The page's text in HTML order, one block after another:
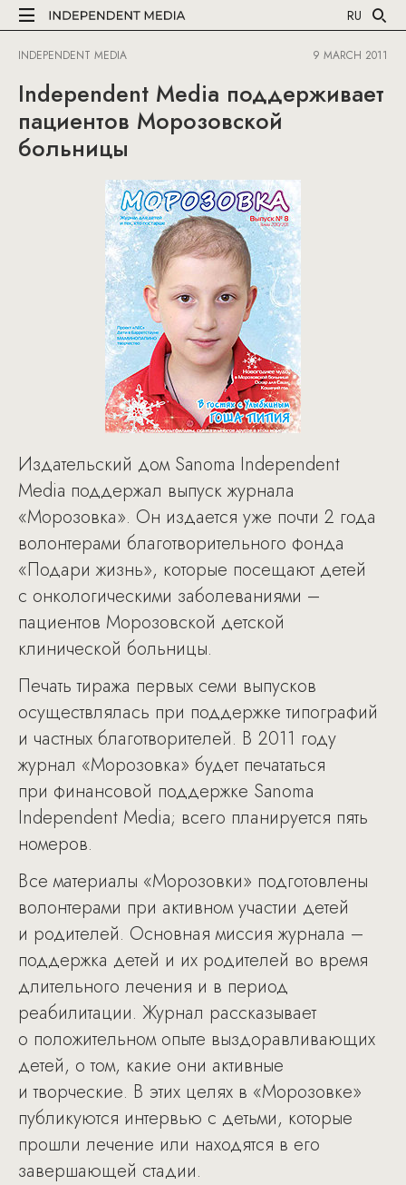
RU
INDEPENDENT MEDIA 9 MARCH 2011
Independent Media поддерживает
пациентов Морозовской
больницы
Издательский дом Sanoma Independent
Media поддержал выпуск журнала
«Морозовка». Он издается уже почти 2 года
волонтерами благотворительного фонда
«Подари жизнь», которые посещают детей
с онкологическими заболеваниями –
пациентов Морозовской детской
клинической больницы.
Печать тиража первых семи выпусков
осуществлялась при поддержке типографий
и частных благотворителей. В 2011 году
журнал «Морозовка» будет печататься
при финансовой поддержке Sanoma
Independent Media; всего планируется пять
номеров.
Все материалы «Морозовки» подготовлены
волонтерами при активном участии детей
и родителей. Основная миссия журнала –
поддержка детей и их родителей во время
длительного лечения и в период
реабилитации. Журнал рассказывает
о положительном опыте выздоравливающих
детей, о том, какие они активные
и творческие. В этих целях в «Морозовке»
публикуются интервью с детьми, которые
прошли лечение или находятся в его
завершающей стадии.